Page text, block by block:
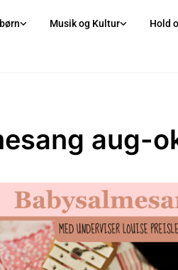
Musik og Kultur Hold
aug-